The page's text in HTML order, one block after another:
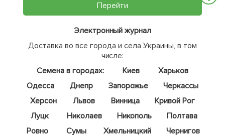
Перейти
Электронный журнал
Доставка во все города и села Украины, в том
числе:
Семена в городах:
Киев
Харьков
Одесса
Днепр Запорожье
Черкассы
Херсон
Львов Винница
Кривой Рог
Луцк
Николаев Никополь
Полтава
Ровно
Сумы Хмельницкий
Чернигов